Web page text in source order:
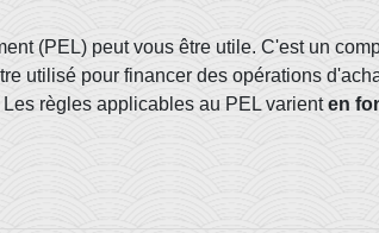
(PEL) peut vous être utile. C'est un
utilisé pour financer des opérations
Les règles applicables au PEL varienten